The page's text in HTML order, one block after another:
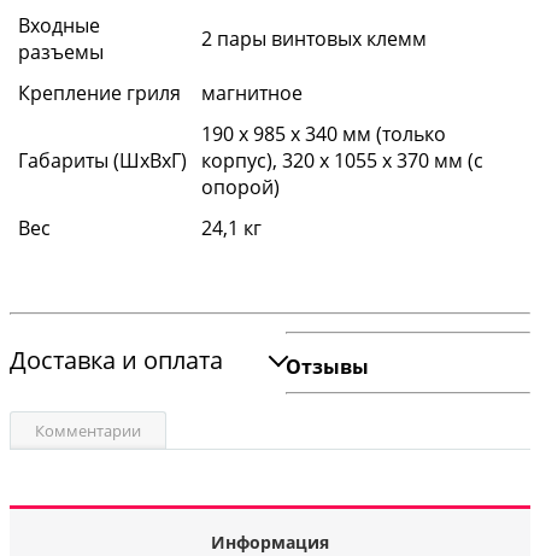
Входные
разъемы
2 пары винтовых клемм
Крепление гриля магнитное
Габариты (ШхВхГ)
190 x 985 x 340 мм (только
корпус), 320 х 1055 х 370 мм (с
опорой)
Вес
24,1 кг
Доставка и оплата Отзывы
Комментарии
Информация